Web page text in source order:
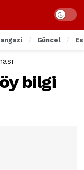
Güncel
bilgi